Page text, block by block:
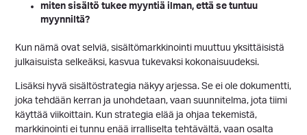
miten sisältö tukee myyntiä ilman, että se tuntuu
myynniltä?
Kun nämä ovat selviä, sisältömarkkinointi muuttuu yksittäisistä
julkaisuista selkeäksi, kasvua tukevaksi kokonaisuudeksi.
Lisäksi hyvä sisältöstrategia näkyy arjessa. Se ei ole dokumentti,
joka tehdään kerran ja unohdetaan, vaan suunnitelma, jota tiimi
käyttää viikoittain. Kun strategia elää ja ohjaa tekemistä,
markkinointi ei tunnu enää irralliselta tehtävältä, vaan osalta